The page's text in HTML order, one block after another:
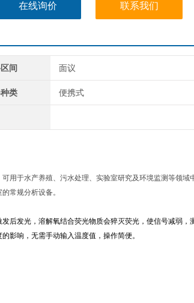
在线询价 联系我们
间 面议
类 便携式
用于水产养殖、污水处理、实验室研究及环境监测等领域
常规分析设备。
后发光，溶解氧结合荧光物质会猝灭荧光，使信号减弱，
影响，无需手动输入温度值，操作简便。